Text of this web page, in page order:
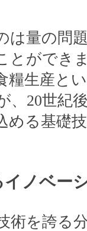
は量の問
とができ
糧生産と
、20世紀
める基礎
イノベー
術を誇る